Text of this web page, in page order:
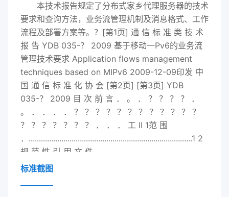
本技术报告规定了分布式家乡代理服务器的技术
要求和查询方法，业务流管理机制及消息格式、工作
流程及部署方案等。？[第1页] 通 信 标 准 类 技 术
报 告 YDB 035-？ 2009 基于移动一Pv6的业务流
管理技术要求 Application flows management
techniques based on MIPv6 2009-12-09印发 中
国 通 信 标 准 化 协 会 [第2页] [第3页] YDB
035-？ 2009 目 次 前 言 ． 。 ． ？ ？ ？ ？ ．
。 ． ． ． ． ？ ？ ？ ？ ？ ？ ？ ？ ？ ？ ？ ？
？ ？ ？ ？ ？ ？ ？ ． ． ． 工 II 1范 围
．................................................................................1 2
规 范 性 引 用 文 件
．......................................................................1 3术 语
标准截图